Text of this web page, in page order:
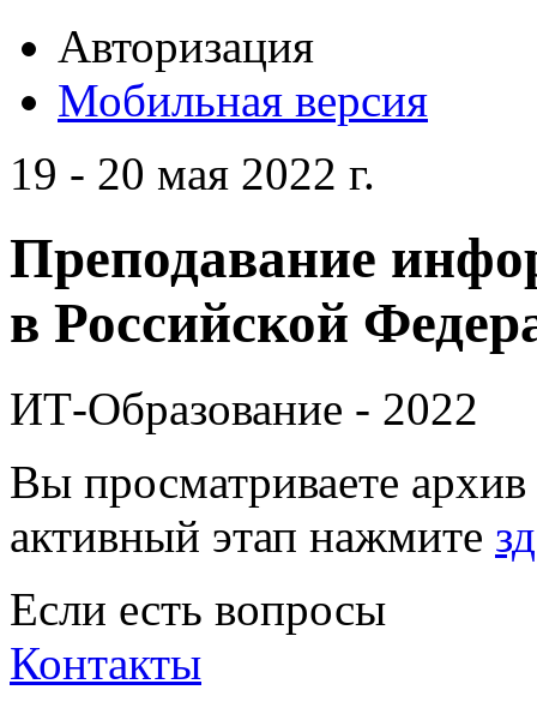
Авторизация
Мобильная версия
19 - 20 мая 2022 г.
Преподавание
в Российской
ИТ-Образование - 2022
Вы просматриваете
активный этап нажмите
Если есть вопросы
Контакты